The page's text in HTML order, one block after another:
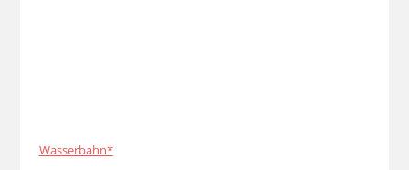
Wasserbahn*